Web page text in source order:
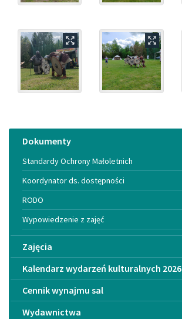
Menu
Dokumenty
Standardy Ochrony Małoletnich
Koordynator ds. dostępności
RODO
Wypowiedzenie z zajęć
Zajęcia
Kalendarz wydarzeń kulturalnych 2026
Cennik wynajmu sal
Wydawnictwa